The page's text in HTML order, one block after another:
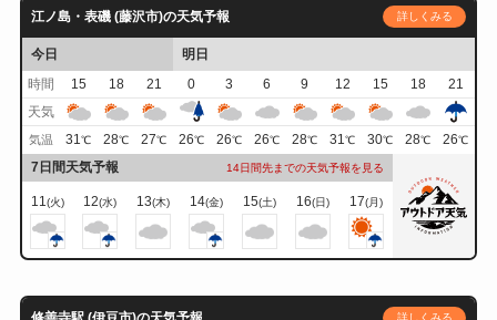
江ノ島・表磯 (藤沢市)の天気予報 詳しくみる
今日
明日
時間
15 18 21 0 3 6 9 12 15 18
21
天気
気温 31℃ 28℃ 27℃ 26℃ 26℃ 26℃ 28℃ 31℃ 30℃ 28℃ 26℃
7日間天気予報 14日間先までの天気予報を見る
11(火) 12(水) 13(木) 14(金) 15(土) 16(日) 17(月)
詳しくみる